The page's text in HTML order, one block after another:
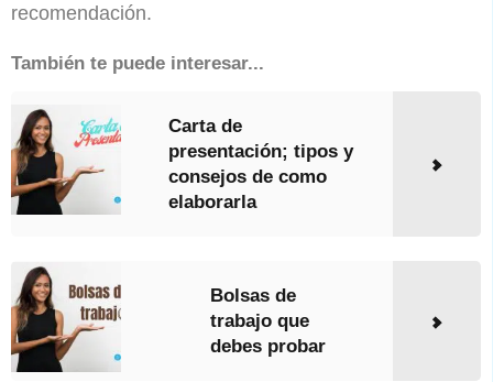
recomendación.
También te puede interesar...
Carta de
presentación; tipos y
consejos de como
elaborarla
Bolsas de
trabajo que
debes probar